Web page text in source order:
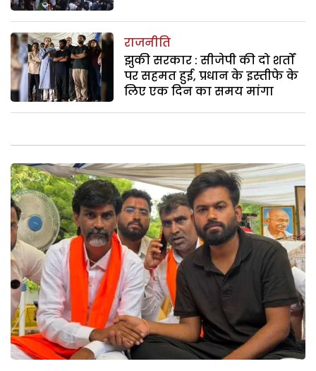
राजनीति
झुकी सरकार : सीजेपी की दो शर्तों
पर सहमत हुई, प्रधान के इस्तीफे के
लिए एक दिन का समय मांगा